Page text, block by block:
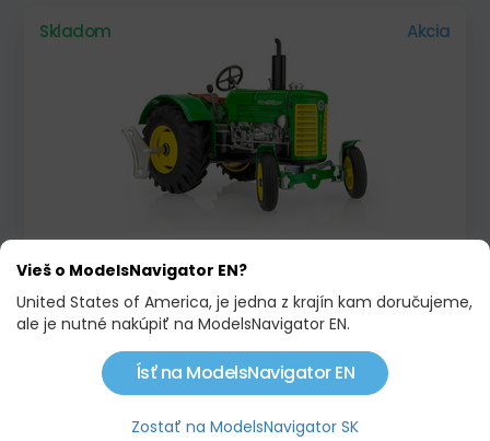
Skladom Akcia
82,90 €69,90 €
Skladom Limitovaná edícia !
Vieš o ModelsNavigator EN?
United States of America, je jedna z krajín kam doručujeme,
ale je nutné nakúpiť na ModelsNavigator EN.
Ísť na ModelsNavigator EN
Zostať na ModelsNavigator SK